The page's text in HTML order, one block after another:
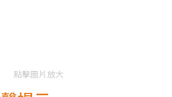
點擊圖片放大